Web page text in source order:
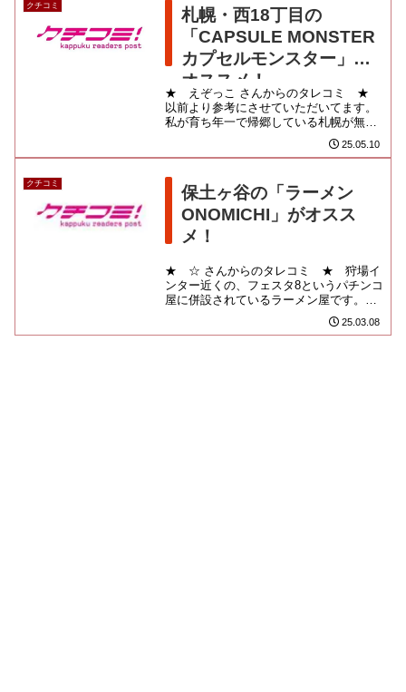
クチコミ
札幌・西18丁目の
「CAPSULE MONSTER
カプセルモンスター」が
オススメ！
★ えぞっこ さんからのタレコミ ★
以前より参考にさせていただいてます。
私が育ち年一で帰郷している札幌が無惨
な結果だったようなので、幾つかお勧め
したいです。古いマンション...
25.05.10
クチコミ
保土ヶ谷の「ラーメン
ONOMICHI」がオスス
メ！
★ ☆ さんからのタレコミ ★ 狩場イ
ンター近くの、フェスタ8というパチンコ
屋に併設されているラーメン屋です。六
角家姉妹店。美味いです。☆ おすすめメ
25.03.08